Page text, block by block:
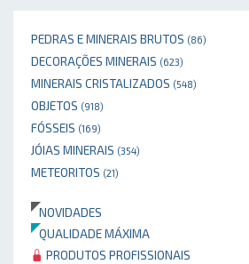
PEDRAS E MINERAIS BRUTOS (86)
DECORAÇÕES MINERAIS (623)
MINERAIS CRISTALIZADOS (548)
OBJETOS (918)
FÓSSEIS (169)
JÓIAS MINERAIS (354)
METEORITOS (21)
NOVIDADES
QUALIDADE MÁXIMA
PRODUTOS PROFISSIONAIS